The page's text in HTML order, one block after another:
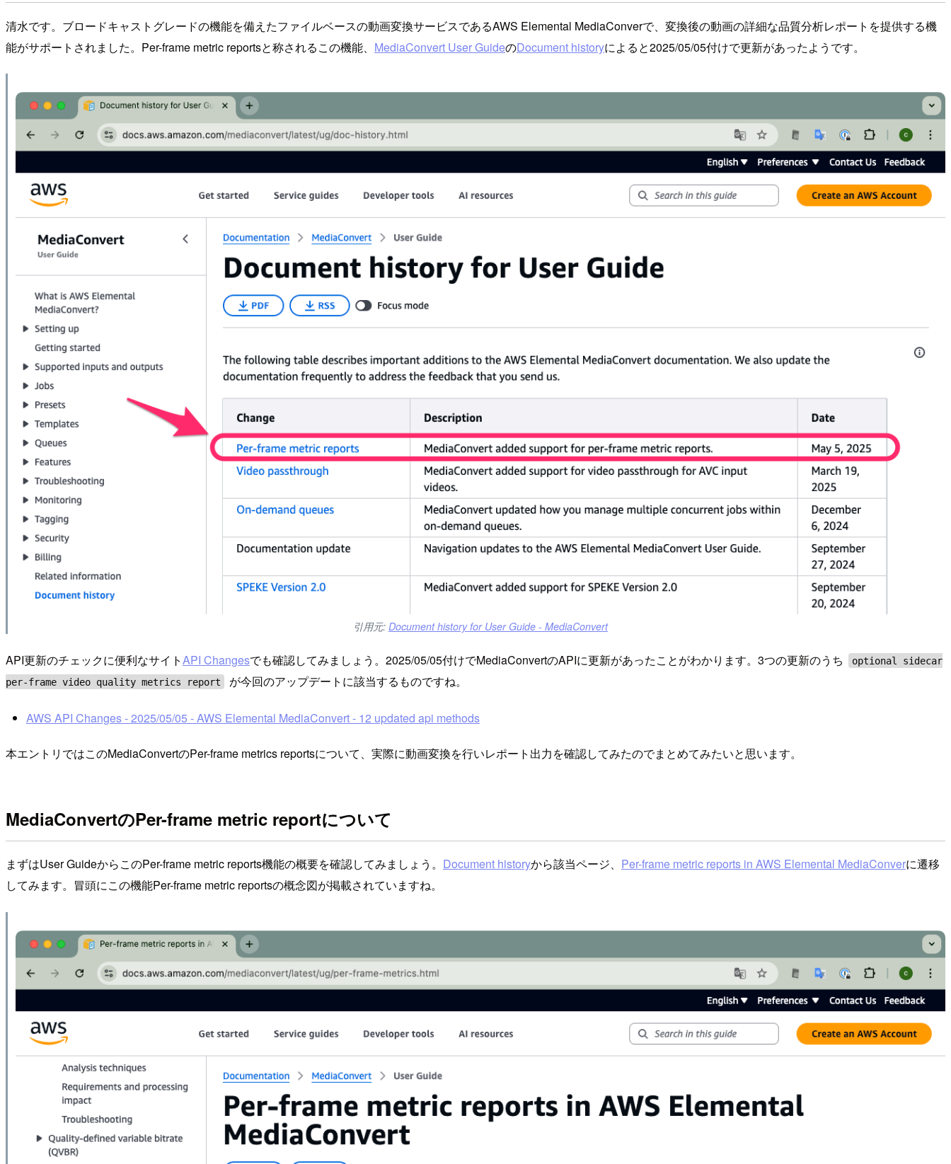
清水です。ブロードキャストグレードの機能を備えたファイルベースの動画変換サービスであるAWS Elemental MediaConverで、変換後の動画の詳細な品質分析レポートを提供する機
能がサポートされました。Per-frame metric reportsと称されるこの機能、 MediaConvert User GuideのDocument historyによると2025/05/05付けで更新があったようです。
引用元: Document history for User Guide - MediaConvert
API更新のチェックに便利なサイトAPI Changesでも確認してみましょう。2025/05/05付けでMediaConvertのAPIに更新があったことがわかります。3つの更新のうち
optional sidecar
per-frame video quality metrics report
が今回のアップデートに該当するものですね。
AWS API Changes - 2025/05/05 - AWS Elemental MediaConvert - 12 updated api methods
本エントリではこのMediaConvertのPer-frame metrics reportsについて、実際に動画変換を行いレポート出力を確認してみたのでまとめてみたいと思います。
MediaConvertのPer-frame metric reportについて
まずはUser GuideからこのPer-frame metric reports機能の概要を確認してみましょう。 Document historyから該当ページ、 Per-frame metric reports in AWS Elemental MediaConverに遷移
してみます。冒頭にこの機能Per-frame metric reportsの概念図が掲載されていますね。